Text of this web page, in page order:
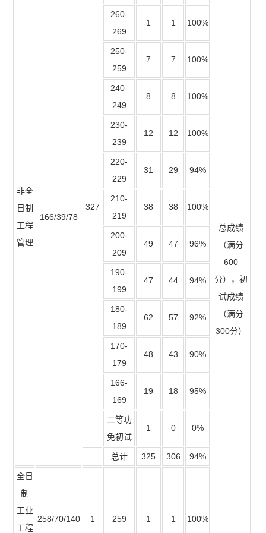
非全
日制
工程
管理
166/39/78
327
总成绩
（满分
600
分），初
试成绩
（满分
300分）
260-
269
1 1 100%
250-
259
7 7 100%
240-
249
8 8 100%
230-
239
12 12 100%
220-
229
31 29 94%
210-
219
38 38 100%
200-
209
49 47 96%
190-
199
47 44 94%
180-
189
62 57 92%
170-
179
48 43 90%
166-
169
19 18 95%
二等功
免初试
1 0 0%
总计 325 306 94%
全日
制
工业
工程
258/70/140 1 259 1 1 100%